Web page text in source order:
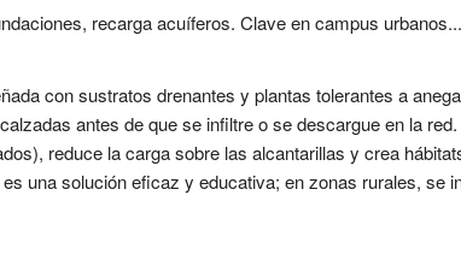
recarga acuíferos. Clave en campus
con sustratos drenantes y plantas tolerantes a
antes de que se infiltre o se descargue en la
reduce la carga sobre las alcantarillas y crea
una solución eficaz y educativa; en zonas rurales, se